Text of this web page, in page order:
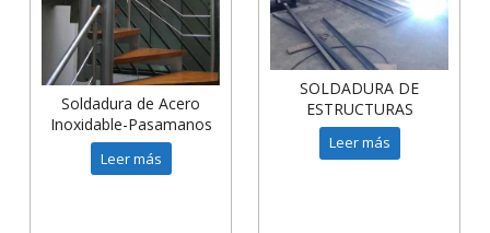
Soldadura de Acero
Inoxidable-Pasamanos
Leer más
SOLDADURA DE
ESTRUCTURAS
METÁLICAS
Leer más